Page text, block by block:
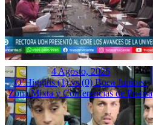
4 Agosto, 2026
O’Higgins (1) vs (0) Boca Juniors:
Zona Mixta y Conferencias de Prensa